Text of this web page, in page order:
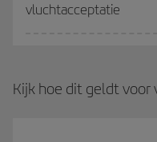
vluchtacceptatie
Kijk hoe dit geldt